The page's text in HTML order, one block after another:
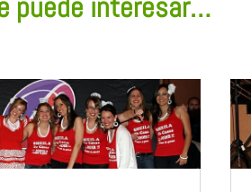
puede interesar…